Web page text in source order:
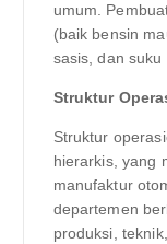
umum.
(baik bensin
sasis, dan suku
Struktur
Struktur
hierarkis, yang
manufaktur
departemen
produksi,